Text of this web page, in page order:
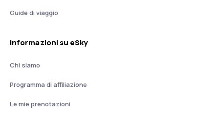
Guide di viaggio
Informazioni su eSky
Chi siamo
Programma di affiliazione
Le mie prenotazioni